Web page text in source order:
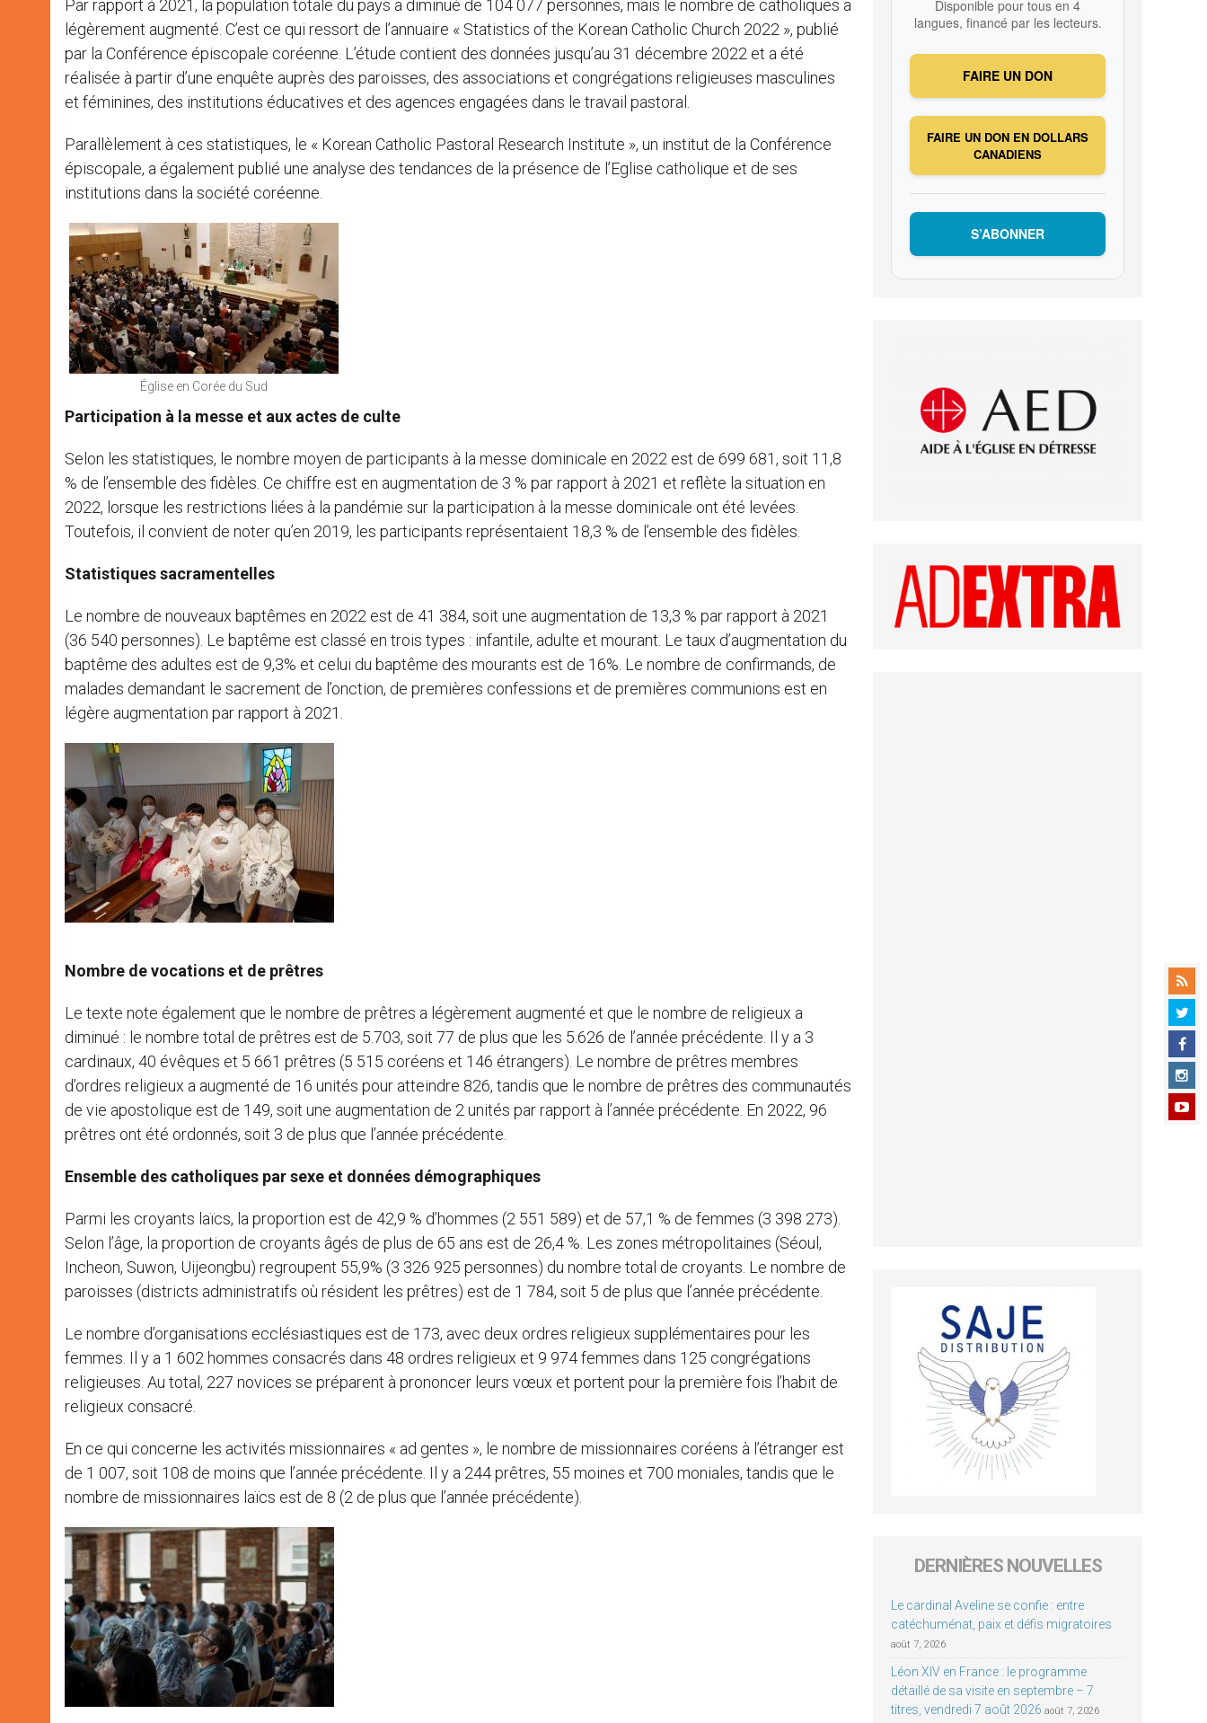
Par rapport à 2021, la population totale du pays a diminué de 104 077 personnes, mais le nombre de catholiques a
légèrement augmenté. C’est ce qui ressort de l’annuaire « Statistics of the Korean Catholic Church 2022 », publié
par la Conférence épiscopale coréenne. L’étude contient des données jusqu’au 31 décembre 2022 et a été
réalisée à partir d’une enquête auprès des paroisses, des associations et congrégations religieuses masculines
et féminines, des institutions éducatives et des agences engagées dans le travail pastoral.
Parallèlement à ces statistiques, le « Korean Catholic Pastoral Research Institute », un institut de la Conférence
épiscopale, a également publié une analyse des tendances de la présence de l’Eglise catholique et de ses
institutions dans la société coréenne.
Église en Corée du Sud
Participation à la messe et aux actes de culte
Selon les statistiques, le nombre moyen de participants à la messe dominicale en 2022 est de 699 681, soit 11,8
% de l’ensemble des fidèles. Ce chiffre est en augmentation de 3 % par rapport à 2021 et reflète la situation en
2022, lorsque les restrictions liées à la pandémie sur la participation à la messe dominicale ont été levées.
Toutefois, il convient de noter qu’en 2019, les participants représentaient 18,3 % de l’ensemble des fidèles.
Statistiques sacramentelles
Le nombre de nouveaux baptêmes en 2022 est de 41 384, soit une augmentation de 13,3 % par rapport à 2021
(36 540 personnes). Le baptême est classé en trois types : infantile, adulte et mourant. Le taux d’augmentation du
baptême des adultes est de 9,3% et celui du baptême des mourants est de 16%. Le nombre de confirmands, de
malades demandant le sacrement de l’onction, de premières confessions et de premières communions est en
légère augmentation par rapport à 2021.
Nombre de vocations et de prêtres
Le texte note également que le nombre de prêtres a légèrement augmenté et que le nombre de religieux a
diminué : le nombre total de prêtres est de 5.703, soit 77 de plus que les 5.626 de l’année précédente. Il y a 3
cardinaux, 40 évêques et 5 661 prêtres (5 515 coréens et 146 étrangers). Le nombre de prêtres membres
d’ordres religieux a augmenté de 16 unités pour atteindre 826, tandis que le nombre de prêtres des communautés
de vie apostolique est de 149, soit une augmentation de 2 unités par rapport à l’année précédente. En 2022, 96
prêtres ont été ordonnés, soit 3 de plus que l’année précédente.
Ensemble des catholiques par sexe et données démographiques
Parmi les croyants laïcs, la proportion est de 42,9 % d’hommes (2 551 589) et de 57,1 % de femmes (3 398 273).
Selon l’âge, la proportion de croyants âgés de plus de 65 ans est de 26,4 %. Les zones métropolitaines (Séoul,
Incheon, Suwon, Uijeongbu) regroupent 55,9% (3 326 925 personnes) du nombre total de croyants. Le nombre de
paroisses (districts administratifs où résident les prêtres) est de 1 784, soit 5 de plus que l’année précédente.
Le nombre d’organisations ecclésiastiques est de 173, avec deux ordres religieux supplémentaires pour les
femmes. Il y a 1 602 hommes consacrés dans 48 ordres religieux et 9 974 femmes dans 125 congrégations
religieuses. Au total, 227 novices se préparent à prononcer leurs vœux et portent pour la première fois l’habit de
religieux consacré.
En ce qui concerne les activités missionnaires « ad gentes », le nombre de missionnaires coréens à l’étranger est
de 1 007, soit 108 de moins que l’année précédente. Il y a 244 prêtres, 55 moines et 700 moniales, tandis que le
nombre de missionnaires laïcs est de 8 (2 de plus que l’année précédente).
Disponible pour tous en 4
langues, financé par les lecteurs.
FAIRE UN DON
FAIRE UN DON EN DOLLARS
CANADIENS
S’ABONNER
DERNIÈRES NOUVELLES
Le cardinal Aveline se confie : entre
catéchuménat, paix et défis migratoires
août 7, 2026
Léon XIV en France : le programme
détaillé de sa visite en septembre – 7
titres, vendredi 7 août 2026 août 7, 2026